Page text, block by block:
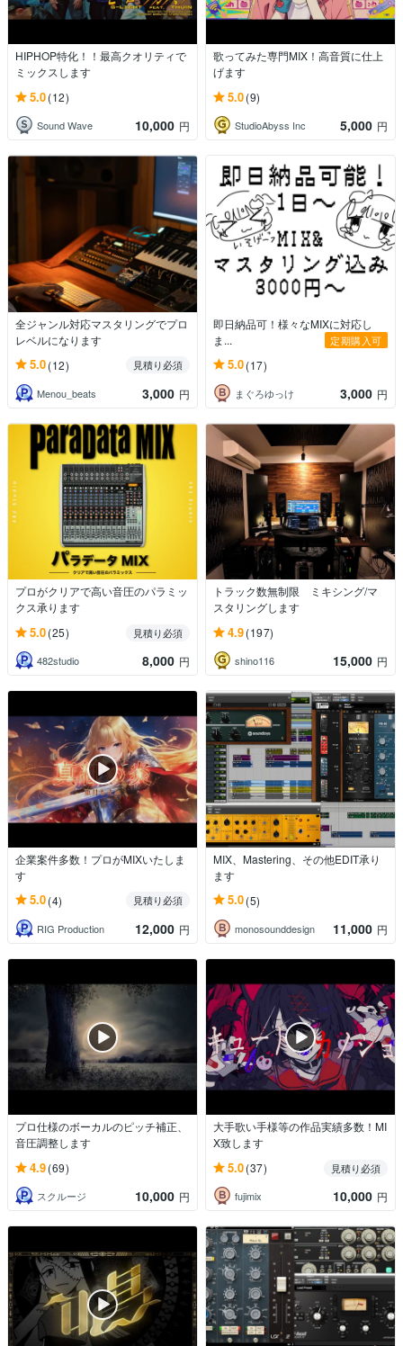
HIPHOP特化！！最高クオリティで
ミックスします
5.0(12)
Sound Wave 10,000 円
歌ってみた専門MIX！高音質に仕上
げます
5.0(9)
StudioAbyss Inc 5,000 円
全ジャンル対応マスタリングでプロ
レベルになります
5.0(12)
見積り必須
Menou_beats
3,000 円
即日納品可！様々なMIXに対応し
ま...
定期購入可
5.0(17)
まぐろゆっけ 3,000 円
プロがクリアで高い音圧のパラミッ
クス承ります
5.0(25)
見積り必須
482studio
8,000 円
トラック数無制限 ミキシング/マ
スタリングします
4.9(197)
shino116 15,000 円
企業案件多数！プロがMIXいたしま
す
5.0(4)
見積り必須
RIG Production
12,000 円
MIX、Mastering、その他EDIT承り
ます
5.0(5)
monosounddesign 11,000 円
プロ仕様のボーカルのピッチ補正、
音圧調整します
4.9(69)
スクルージ 10,000 円
大手歌い手様等の作品実績多数！MI
X致します
5.0(37)
見積り必須
fujimix
10,000 円